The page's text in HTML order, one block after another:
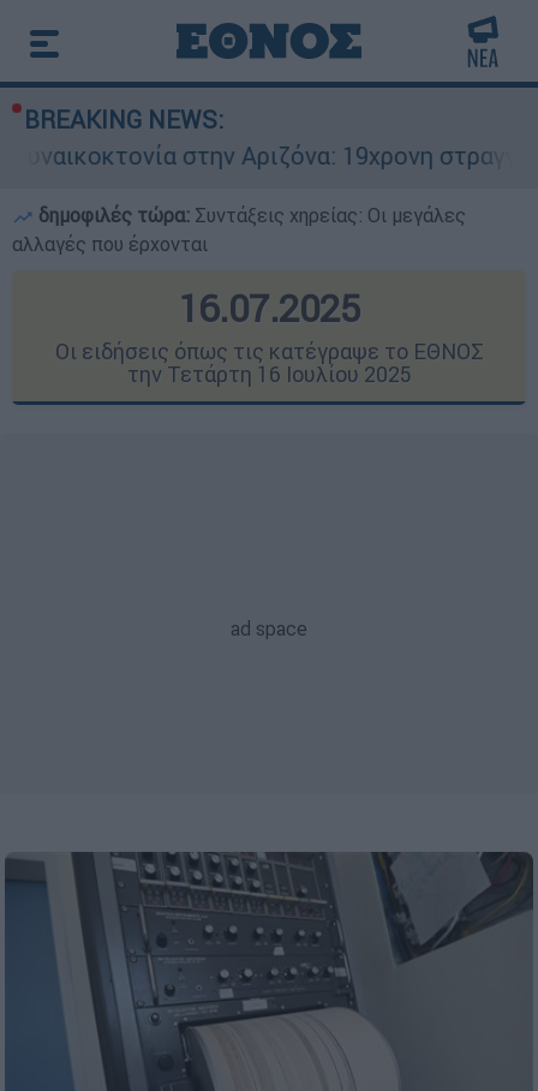
BREAKING NEWS:
στην Αριζόνα: 19χρονη στραγγαλίστηκε από
δημοφιλές τώρα: Συντάξεις χηρείας: Οι μεγάλες
αλλαγές που έρχονται
16.07.2025
Οι ειδήσεις όπως τις κατέγραψε το ΕΘΝΟΣ
την Τετάρτη 16 Ιουλίου 2025